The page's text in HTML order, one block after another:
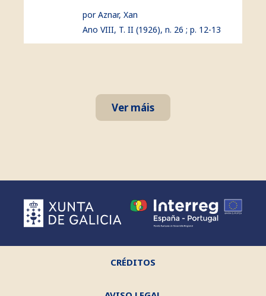
por Aznar, Xan
Ano VIII, T. II (1926), n. 26 ; p. 12-13
Ver máis
CRÉDITOS